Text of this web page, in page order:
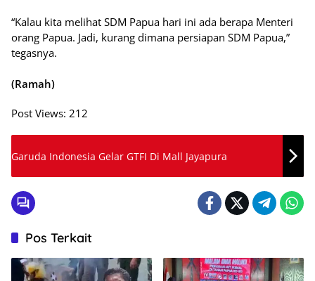
“Kalau kita melihat SDM Papua hari ini ada berapa Menteri
orang Papua. Jadi, kurang dimana persiapan SDM Papua,”
tegasnya.
(Ramah)
Post Views: 212
Garuda Indonesia Gelar GTFI Di Mall Jayapura
Pos Terkait